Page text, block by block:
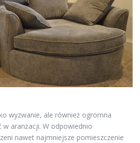
wyzwanie, ale również ogromna
w aranżacji. W odpowiednio
nawet najmniejsze pomieszczenie